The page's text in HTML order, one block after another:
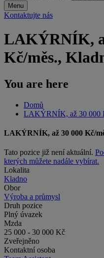
Menu
Kontaktujte nás
LAKÝRNÍK,
Kč/měs.,
You are here
Domů
LAKÝRNÍK, až 30 000
LAKÝRNÍK, až 30 000 Kč/
Tato pozice již není aktuální.
kterých můžete nadále vybírat.
Lokalita
Kladno
Obor
Výroba a průmysl
Druh pozice
Plný úvazek
Mzda
25 000 - 30 000 Kč
Zveřejněno
Kontaktní osoba